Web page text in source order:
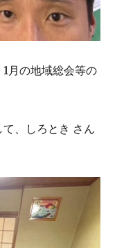
月の地域総会等の
、しろとき さん